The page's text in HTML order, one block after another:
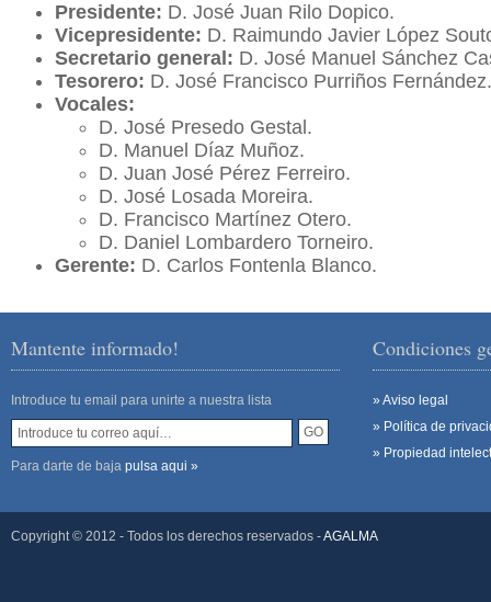
Presidente: D. José Juan Rilo Dopico.
Vicepresidente: D. Raimundo Javier López
Secretario general: D. José Manuel Sánchez
Tesorero: D. José Francisco Purriños Fernández.
Vocales:
D. José Presedo Gestal.
D. Manuel Díaz Muñoz.
D. Juan José Pérez Ferreiro.
D. José Losada Moreira.
D. Francisco Martínez Otero.
D. Daniel Lombardero Torneiro.
Gerente: D. Carlos Fontenla Blanco.
Mantente informado!
Introduce tu email para unirte a nuestra lista
Para darte de baja pulsa aqui »
Condiciones
» Aviso legal
» Política de
» Propiedad
Copyright © 2012 - Todos los derechos reservados -AGALMA